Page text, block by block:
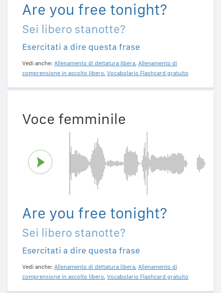
Are you free tonight?
Sei libero stanotte?
Esercitati a dire questa frase
Vedi anche: Allenamento di dettatura libera, Allenamento di
comprensione in ascolto libero, Vocabolario Flashcard gratuito
Voce femminile
Are you free tonight?
Sei libero stanotte?
Esercitati a dire questa frase
Vedi anche: Allenamento di dettatura libera, Allenamento di
comprensione in ascolto libero, Vocabolario Flashcard gratuito